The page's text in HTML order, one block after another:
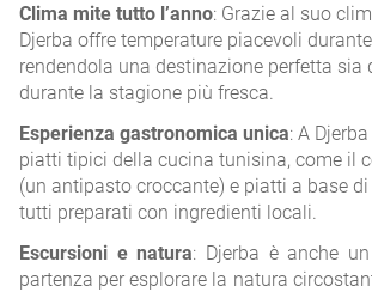
Clima mite tutto l’anno: Grazie al suo
Djerba offre temperature piacevoli
rendendola una destinazione perfetta sia
durante la stagione più fresca.
Esperienza gastronomica unica: A
piatti tipici della cucina tunisina, come il
(un antipasto croccante) e piatti a base di
tutti preparati con ingredienti locali.
Escursioni e natura: Djerba è anche
partenza per esplorare la natura